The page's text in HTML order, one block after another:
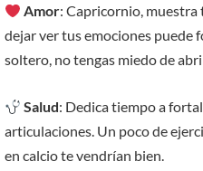
Amor: Capricornio, muestra
dejar ver tus emociones puede
soltero, no tengas miedo de
Salud: Dedica tiempo a
articulaciones. Un poco de
en calcio te vendrían bien.